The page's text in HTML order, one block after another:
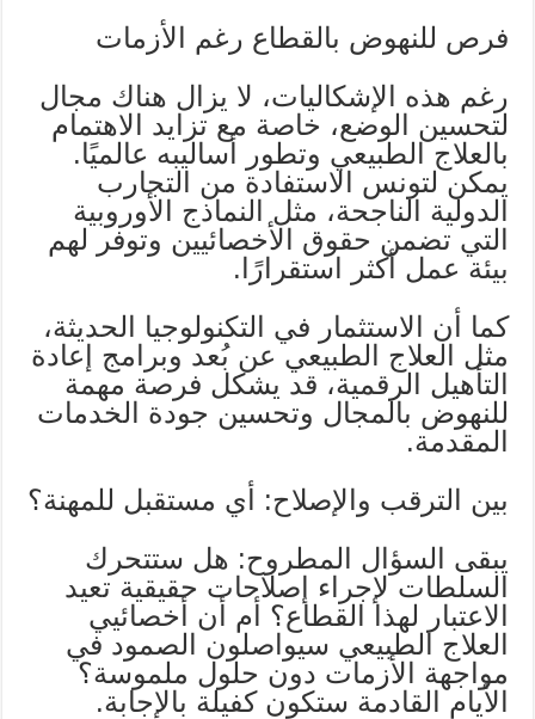
فرص للنهوض بالقطاع رغم الأزمات
رغم هذه الإشكاليات، لا يزال هناك مجال
لتحسين الوضع، خاصة مع تزايد الاهتمام
بالعلاج الطبيعي وتطور أساليبه عالميًا.
يمكن لتونس الاستفادة من التجارب
الدولية الناجحة، مثل النماذج الأوروبية
التي تضمن حقوق الأخصائيين وتوفر لهم
بيئة عمل أكثر استقرارًا.
كما أن الاستثمار في التكنولوجيا الحديثة،
مثل العلاج الطبيعي عن بُعد وبرامج إعادة
التأهيل الرقمية، قد يشكل فرصة مهمة
للنهوض بالمجال وتحسين جودة الخدمات
المقدمة.
بين الترقب والإصلاح: أي مستقبل للمهنة؟
يبقى السؤال المطروح: هل ستتحرك
السلطات لإجراء إصلاحات حقيقية تعيد
الاعتبار لهذا القطاع؟ أم أن أخصائيي
العلاج الطبيعي سيواصلون الصمود في
مواجهة الأزمات دون حلول ملموسة؟
الأيام القادمة ستكون كفيلة بالإجابة.